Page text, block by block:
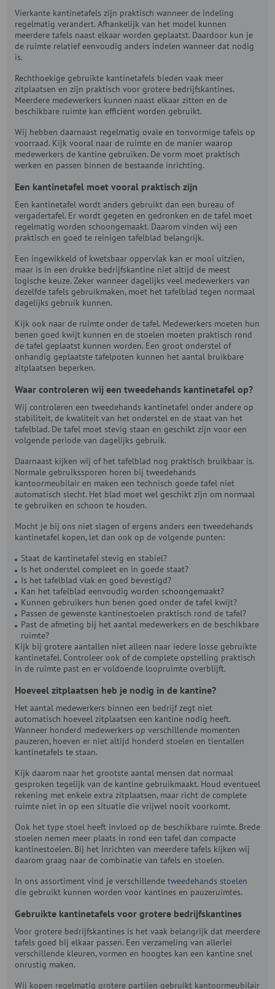
Vierkante kantinetafels zijn praktisch wanneer de indeling
regelmatig verandert. Afhankelijk van het model kunnen
meerdere tafels naast elkaar worden geplaatst. Daardoor kun je
de ruimte relatief eenvoudig anders indelen wanneer dat nodig
is.
Rechthoekige gebruikte kantinetafels bieden vaak meer
zitplaatsen en zijn praktisch voor grotere bedrijfskantines.
Meerdere medewerkers kunnen naast elkaar zitten en de
beschikbare ruimte kan efficiënt worden gebruikt.
Wij hebben daarnaast regelmatig ovale en tonvormige tafels op
voorraad. Kijk vooral naar de ruimte en de manier waarop
medewerkers de kantine gebruiken. De vorm moet praktisch
werken en passen binnen de bestaande inrichting.
Een kantinetafel moet vooral praktisch zijn
Een kantinetafel wordt anders gebruikt dan een bureau of
vergadertafel. Er wordt gegeten en gedronken en de tafel moet
regelmatig worden schoongemaakt. Daarom vinden wij een
praktisch en goed te reinigen tafelblad belangrijk.
Een ingewikkeld of kwetsbaar oppervlak kan er mooi uitzien,
maar is in een drukke bedrijfskantine niet altijd de meest
logische keuze. Zeker wanneer dagelijks veel medewerkers van
dezelfde tafels gebruikmaken, moet het tafelblad tegen normaal
dagelijks gebruik kunnen.
Kijk ook naar de ruimte onder de tafel. Medewerkers moeten hun
benen goed kwijt kunnen en de stoelen moeten praktisch rond
de tafel geplaatst kunnen worden. Een groot onderstel of
onhandig geplaatste tafelpoten kunnen het aantal bruikbare
zitplaatsen beperken.
Waar controleren wij een tweedehands kantinetafel op?
Wij controleren een tweedehands kantinetafel onder andere op
stabiliteit, de kwaliteit van het onderstel en de staat van het
tafelblad. De tafel moet stevig staan en geschikt zijn voor een
volgende periode van dagelijks gebruik.
Daarnaast kijken wij of het tafelblad nog praktisch bruikbaar is.
Normale gebruikssporen horen bij tweedehands
kantoormeubilair en maken een technisch goede tafel niet
automatisch slecht. Het blad moet wel geschikt zijn om normaal
te gebruiken en schoon te houden.
Mocht je bij ons niet slagen of ergens anders een tweedehands
kantinetafel kopen, let dan ook op de volgende punten:
Staat de kantinetafel stevig en stabiel?
Is het onderstel compleet en in goede staat?
Is het tafelblad vlak en goed bevestigd?
Kan het tafelblad eenvoudig worden schoongemaakt?
Kunnen gebruikers hun benen goed onder de tafel kwijt?
Passen de gewenste kantinestoelen praktisch rond de tafel?
Past de afmeting bij het aantal medewerkers en de beschikbare
ruimte?
Kijk bij grotere aantallen niet alleen naar iedere losse gebruikte
kantinetafel. Controleer ook of de complete opstelling praktisch
in de ruimte past en er voldoende loopruimte overblijft.
Hoeveel zitplaatsen heb je nodig in de kantine?
Het aantal medewerkers binnen een bedrijf zegt niet
automatisch hoeveel zitplaatsen een kantine nodig heeft.
Wanneer honderd medewerkers op verschillende momenten
pauzeren, hoeven er niet altijd honderd stoelen en tientallen
kantinetafels te staan.
Kijk daarom naar het grootste aantal mensen dat normaal
gesproken tegelijk van de kantine gebruikmaakt. Houd eventueel
rekening met enkele extra zitplaatsen, maar richt de complete
ruimte niet in op een situatie die vrijwel nooit voorkomt.
Ook het type stoel heeft invloed op de beschikbare ruimte. Brede
stoelen nemen meer plaats in rond een tafel dan compacte
kantinestoelen. Bij het inrichten van meerdere tafels kijken wij
daarom graag naar de combinatie van tafels en stoelen.
In ons assortiment vind je verschillende tweedehands stoelen
die gebruikt kunnen worden voor kantines en pauzeruimtes.
Gebruikte kantinetafels voor grotere bedrijfskantines
Voor grotere bedrijfskantines is het vaak belangrijk dat meerdere
tafels goed bij elkaar passen. Een verzameling van allerlei
verschillende kleuren, vormen en hoogtes kan een kantine snel
onrustig maken.
Wij kopen regelmatig grotere partijen gebruikt kantoormeubilair